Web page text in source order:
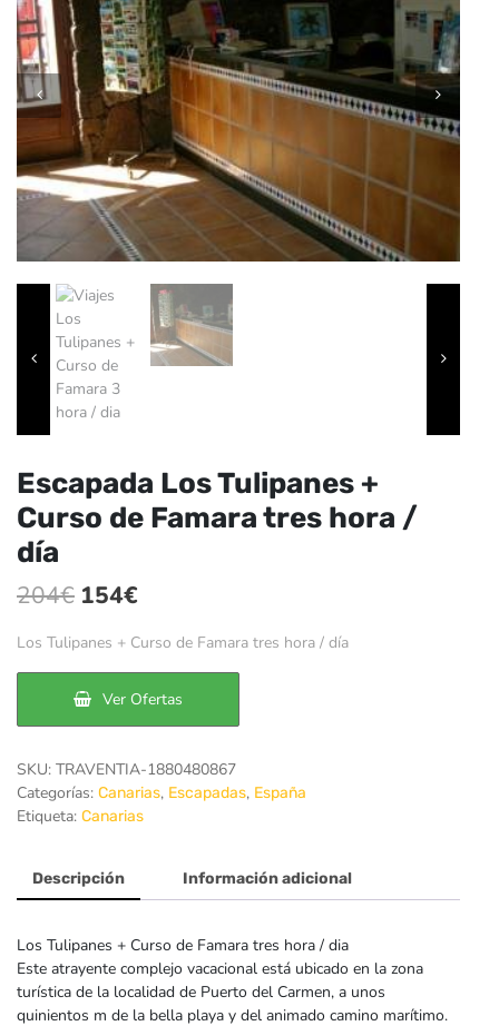
Escapada Los Tulipanes +
Curso de Famara tres hora /
día
204€ El
precio
era:
204€.
154€
precio
es:
154€.
Los Tulipanes + Curso de Famara tres hora / día
Ver Ofertas
SKU: TRAVENTIA-1880480867
Categorías: Canarias, Escapadas, España
Etiqueta: Canarias
Descripción Información adicional
Los Tulipanes + Curso de Famara tres hora / dia
Este atrayente complejo vacacional está ubicado en la zona
turística de la localidad de Puerto del Carmen, a unos
quinientos m de la bella playa y del animado camino marítimo.